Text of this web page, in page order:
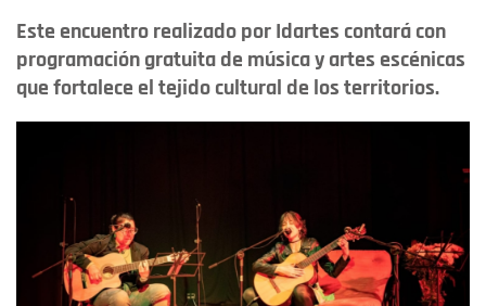
Este encuentro realizado por Idartes contará con
programación gratuita de música y artes escénicas
que fortalece el tejido cultural de los territorios.